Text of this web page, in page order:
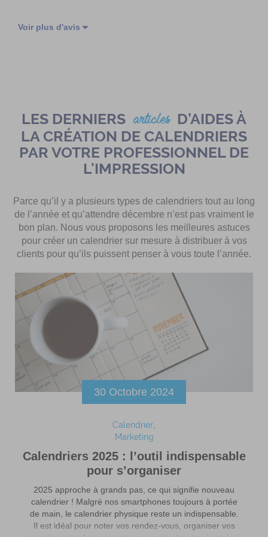
Voir plus d'avis
LES DERNIERS articles D’AIDES À
LA CRÉATION DE CALENDRIERS
PAR VOTRE PROFESSIONNEL DE
L'IMPRESSION
Parce qu’il y a plusieurs types de calendriers tout au long
de l’année et qu’attendre décembre n’est pas vraiment le
bon plan. Nous vous proposons les meilleures astuces
pour créer un calendrier sur mesure à distribuer à vos
clients pour qu’ils puissent penser à vous toute l’année.
30 Octobre 2024
Calendrier
Marketing
Calendriers 2025 : l’outil indispensable
pour s’organiser
2025 approche à grands pas, ce qui signifie nouveau
calendrier ! Malgré nos smartphones toujours à portée
de main, le calendrier physique reste un indispensable.
Il est idéal pour noter vos rendez-vous, organiser vos